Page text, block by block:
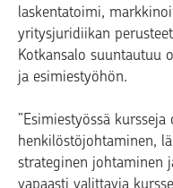
laskentatoimi,
yritysjuridiikan
Kotkansalo suuntautuu
ja esimiestyöhön.
”Esimiestyössä
henkilöstöjohtaminen,
strateginen johtaminen
vapaasti valittavia